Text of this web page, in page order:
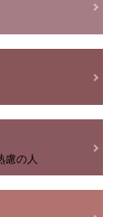
慮の人